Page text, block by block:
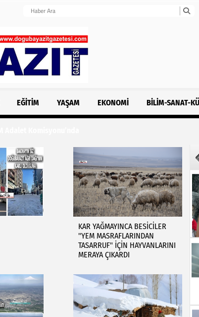
EĞITIM YAŞAM EKONOMI BILIM-SANAT-
KAR YAĞMAYINCA BESİCİLER
"YEM MASRAFLARINDAN
TASARRUF" İÇİN HAYVANLARINI
MERAYA ÇIKARDI